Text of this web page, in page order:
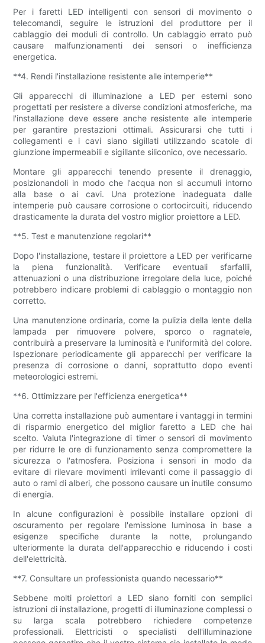
Per i faretti LED intelligenti con sensori di movimento o
telecomandi, seguire le istruzioni del produttore per il
cablaggio dei moduli di controllo. Un cablaggio errato può
causare malfunzionamenti dei sensori o inefficienza
energetica.
**4. Rendi l'installazione resistente alle intemperie**
Gli apparecchi di illuminazione a LED per esterni sono
progettati per resistere a diverse condizioni atmosferiche, ma
l'installazione deve essere anche resistente alle intemperie
per garantire prestazioni ottimali. Assicurarsi che tutti i
collegamenti e i cavi siano sigillati utilizzando scatole di
giunzione impermeabili e sigillante siliconico, ove necessario.
Montare gli apparecchi tenendo presente il drenaggio,
posizionandoli in modo che l'acqua non si accumuli intorno
alla base o ai cavi. Una protezione inadeguata dalle
intemperie può causare corrosione o cortocircuiti, riducendo
drasticamente la durata del vostro miglior proiettore a LED.
**5. Test e manutenzione regolari**
Dopo l'installazione, testare il proiettore a LED per verificarne
la piena funzionalità. Verificare eventuali sfarfallii,
attenuazioni o una distribuzione irregolare della luce, poiché
potrebbero indicare problemi di cablaggio o montaggio non
corretto.
Una manutenzione ordinaria, come la pulizia della lente della
lampada per rimuovere polvere, sporco o ragnatele,
contribuirà a preservare la luminosità e l'uniformità del colore.
Ispezionare periodicamente gli apparecchi per verificare la
presenza di corrosione o danni, soprattutto dopo eventi
meteorologici estremi.
**6. Ottimizzare per l'efficienza energetica**
Una corretta installazione può aumentare i vantaggi in termini
di risparmio energetico del miglior faretto a LED che hai
scelto. Valuta l'integrazione di timer o sensori di movimento
per ridurre le ore di funzionamento senza compromettere la
sicurezza o l'atmosfera. Posiziona i sensori in modo da
evitare di rilevare movimenti irrilevanti come il passaggio di
auto o rami di alberi, che possono causare un inutile consumo
di energia.
In alcune configurazioni è possibile installare opzioni di
oscuramento per regolare l'emissione luminosa in base a
esigenze specifiche durante la notte, prolungando
ulteriormente la durata dell'apparecchio e riducendo i costi
dell'elettricità.
**7. Consultare un professionista quando necessario**
Sebbene molti proiettori a LED siano forniti con semplici
istruzioni di installazione, progetti di illuminazione complessi o
su larga scala potrebbero richiedere competenze
professionali. Elettricisti o specialisti dell'illuminazione